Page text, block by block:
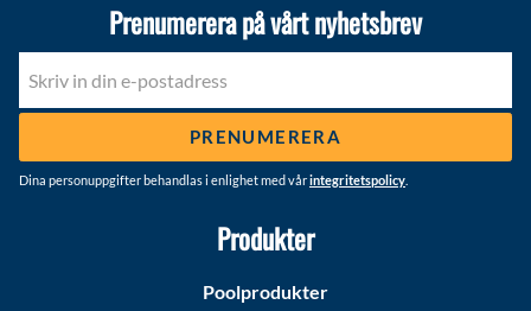
Prenumerera på vårt nyhetsbrev
PRENUMERERA
Dina personuppgifter behandlas i enlighet med vårintegritetspolicy
Produkter
Poolprodukter